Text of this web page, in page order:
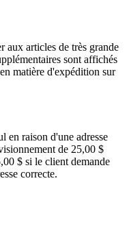
aux articles de très grande
sont affichés
matière d'expédition sur
en raison d'une adresse
de 25,00 $
$ si le client demande
correcte.